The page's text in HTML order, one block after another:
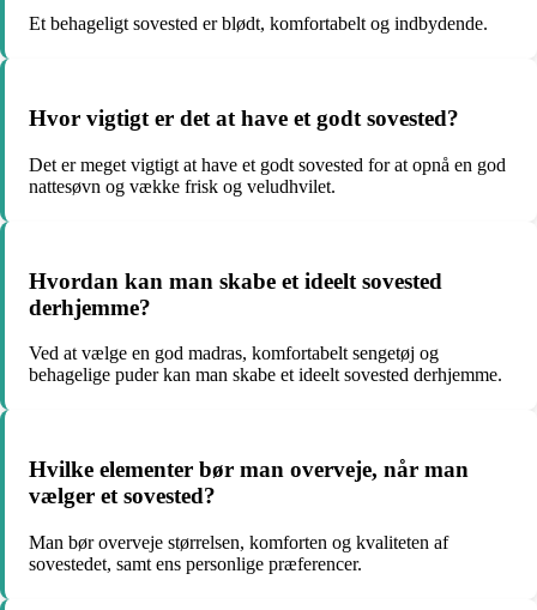
Et behageligt sovested er blødt, komfortabelt og indbydende.
Hvor vigtigt er det at have et godt sovested?
Det er meget vigtigt at have et godt sovested for at opnå en god
nattesøvn og vække frisk og veludhvilet.
Hvordan kan man skabe et ideelt sovested
derhjemme?
Ved at vælge en god madras, komfortabelt sengetøj og
behagelige puder kan man skabe et ideelt sovested derhjemme.
Hvilke elementer bør man overveje, når man
vælger et sovested?
Man bør overveje størrelsen, komforten og kvaliteten af
sovestedet, samt ens personlige præferencer.